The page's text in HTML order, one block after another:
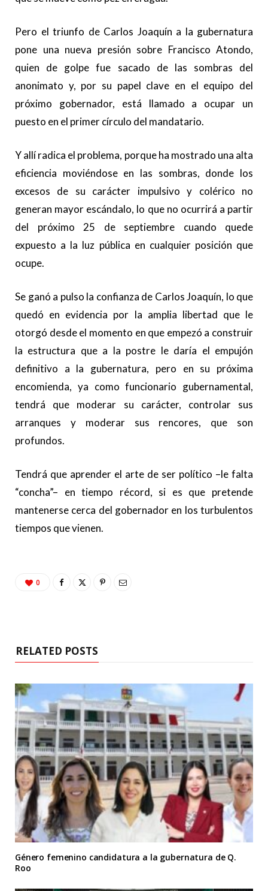
Pero el triunfo de Carlos Joaquín a la gubernatura
pone una nueva presión sobre Francisco Atondo,
quien de golpe fue sacado de las sombras del
anonimato y, por su papel clave en el equipo del
próximo gobernador, está llamado a ocupar un
puesto en el primer círculo del mandatario.
Y allí radica el problema, porque ha mostrado una alta
eficiencia moviéndose en las sombras, donde los
excesos de su carácter impulsivo y colérico no
generan mayor escándalo, lo que no ocurrirá a partir
del próximo 25 de septiembre cuando quede
expuesto a la luz pública en cualquier posición que
ocupe.
Se ganó a pulso la confianza de Carlos Joaquín, lo que
quedó en evidencia por la amplia libertad que le
otorgó desde el momento en que empezó a construir
la estructura que a la postre le daría el empujón
definitivo a la gubernatura, pero en su próxima
encomienda, ya como funcionario gubernamental,
tendrá que moderar su carácter, controlar sus
arranques y moderar sus rencores, que son
profundos.
Tendrá que aprender el arte de ser político –le falta
“concha”– en tiempo récord, si es que pretende
mantenerse cerca del gobernador en los turbulentos
tiempos que vienen.
0
RELATED POSTS
Género femenino candidatura a la gubernatura de Q.
Roo